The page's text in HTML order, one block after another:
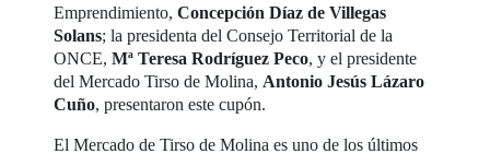
Emprendimiento,Concepción Díaz de Villegas
Solans; la presidenta del Consejo Territorial de la
ONCE,Mª Teresa Rodríguez Peco, y el presidente
del Mercado Tirso de Molina, Antonio Jesús Lázaro
Cuño, presentaron este cupón.
El Mercado de Tirso de Molina es uno de los últimos